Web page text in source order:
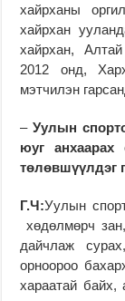
хайрханы
хайрхан
хайрхан, Алтай
2012 онд,
мэтчилэн
–Уулын
юуг анхаарах
төлөвшүүлдэг
Г.Ч:Уулын
хөдөлмөрч
дайчлаж
орноороо
хараатай байх,